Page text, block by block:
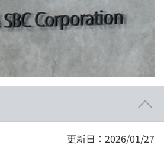
更新日：2026/01/27